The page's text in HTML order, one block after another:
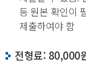
등 원본 확인이
제출하여야 함
전형료: 80,000